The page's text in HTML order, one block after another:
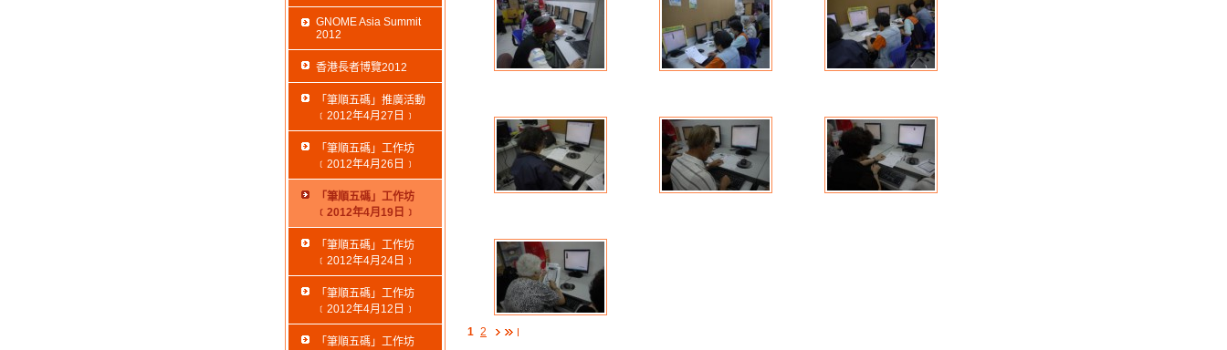
1 2
GNOME Asia Summit
2012
香港長者博覽2012
「筆順五碼」推廣活動
﹝2012年4月27日﹞
「筆順五碼」工作坊
﹝2012年4月26日﹞
「筆順五碼」工作坊
﹝2012年4月19日﹞
「筆順五碼」工作坊
﹝2012年4月24日﹞
「筆順五碼」工作坊
﹝2012年4月12日﹞
「筆順五碼」工作坊